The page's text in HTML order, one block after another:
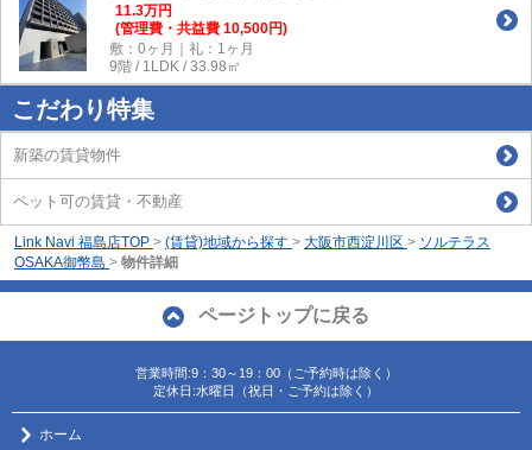
11.3万円
(管理費・共益費 10,500円)
敷：0ヶ月｜礼：1ヶ月
9階 / 1LDK / 33.98㎡
こだわり特集
新築の賃貸物件
ペット可の賃貸・不動産
Link Navi 福島店TOP > (賃貸)地域から探す > 大阪市西淀川区 > ソルテラス
OSAKA御幣島 > 物件詳細
ページトップに戻る
営業時間:9：30～19：00（ご予約時は除く）
定休日:水曜日（祝日・ご予約は除く）
ホーム